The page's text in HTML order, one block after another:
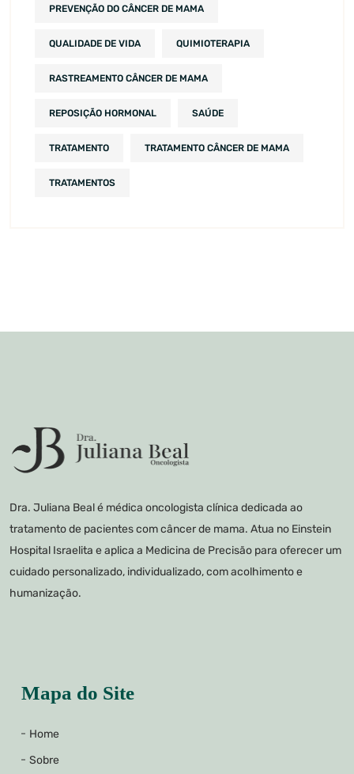
PREVENÇÃO DO CÂNCER DE MAMA
QUALIDADE DE VIDA QUIMIOTERAPIA
RASTREAMENTO CÂNCER DE MAMA
REPOSIÇÃO HORMONAL SAÚDE
TRATAMENTO TRATAMENTO CÂNCER DE MAMA
TRATAMENTOS
Dra. Juliana Beal é médica oncologista clínica dedicada ao
tratamento de pacientes com câncer de mama. Atua no Einstein
Hospital Israelita e aplica a Medicina de Precisão para oferecer um
cuidado personalizado, individualizado, com acolhimento e
humanização.
Mapa do Site
Home
Sobre